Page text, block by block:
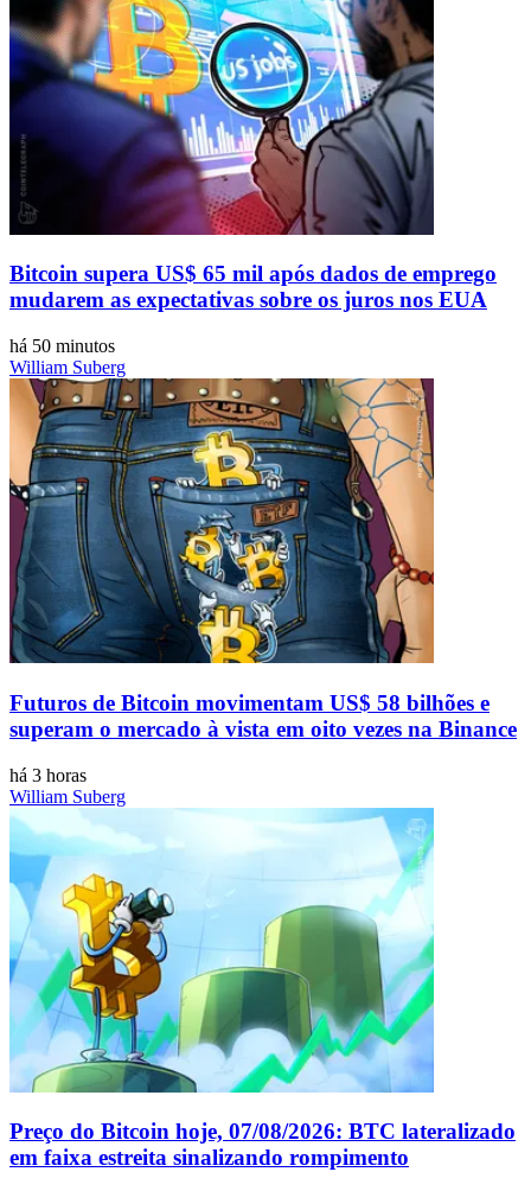
Bitcoin supera US$ 65 mil após dados de emprego
mudarem as expectativas sobre os juros nos EUA
há 50 minutos
William Suberg
Futuros de Bitcoin movimentam US$ 58 bilhões e
superam o mercado à vista em oito vezes na Binance
há 3 horas
William Suberg
Preço do Bitcoin hoje, 07/08/2026: BTC lateralizado
em faixa estreita sinalizando rompimento